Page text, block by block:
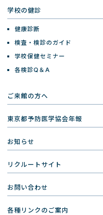
学校の健診
健康診断
検査・検診のガイド
学校保健セミナー
各検診Q＆A
ご来館の方へ
東京都予防医学協会年報
お知らせ
リクルートサイト
お問い合わせ
各種リンクのご案内